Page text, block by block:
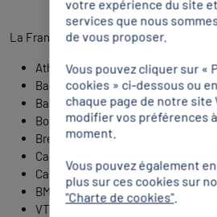
La France sera représentée dans 25
Athlétisme
Badminton
Basket-ball 3x3
Boxe
Breaking
Canoë-kayak slalom
Canoë-kayak sprint
BMX freestyle
VTT
votre expérience du site
services que nous
de vous proposer.
Vous pouvez cliquer sur «
cookies » ci-dessous ou
chaque page de notre site
modifier vos préférences
moment.
Vous pouvez également
plus sur ces cookies sur
"Charte de cookies".